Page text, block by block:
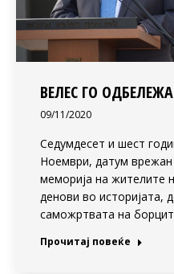
ВЕЛЕС ГО
09/11/2020
Седумдесет и шест
Ноември, датум врежан
меморија на жителите
денови во историјата,
саможртвата на
Прочитај повеќе